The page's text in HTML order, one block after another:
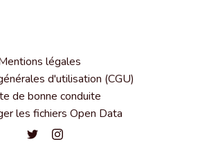
légales
d'utilisation (CGU)
de bonne conduite
les fichiers Open Data
Convention citoyenne étudiante
Convention citoyenne